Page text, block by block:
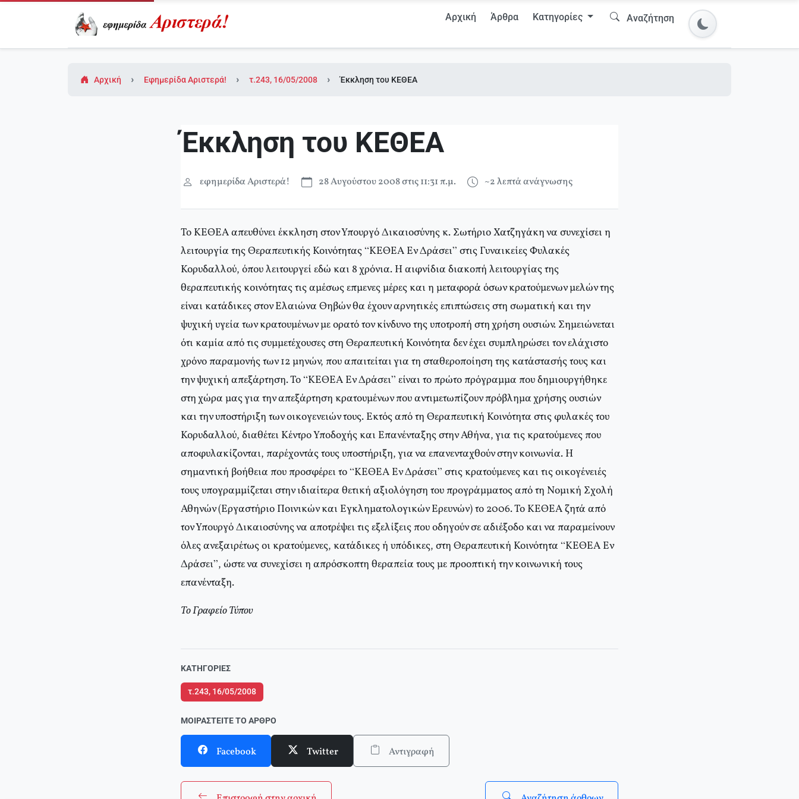
Αρχική Άρθρα Κατηγορίες Αναζήτηση
Αρχική Εφημερίδα Αριστερά! τ.243, 16/05/2008 Έκκληση του ΚΕΘΕΑ
Έκκληση του ΚΕΘΕΑ
εφημερίδα Αριστερά! 28 Αυγούστου 2008 στις 11:31 π.μ. ~2 λεπτά ανάγνωσης
Το ΚΕΘΕΑ απευθύνει έκκληση στον Υπουργό Δικαιοσύνης κ. Σωτήριο Χατζηγάκη να συνεχίσει η
λειτουργία της Θεραπευτικής Κοινότητας “ΚΕΘΕΑ Εν Δράσει” στις Γυναικείες Φυλακές
Κορυδαλλού, όπου λειτουργεί εδώ και 8 χρόνια. Η αιφνίδια διακοπή λειτουργίας της
θεραπευτικής κοινότητας τις αμέσως επμενες μέρες και η μεταφορά όσων κρατούμενων μελών της
είναι κατάδικες στον Ελαιώνα Θηβών θα έχουν αρνητικές επιπτώσεις στη σωματική και την
ψυχική υγεία των κρατουμένων με ορατό τον κίνδυνο της υποτροπή στη χρήση ουσιών. Σημειώνεται
ότι καμία από τις συμμετέχουσες στη Θεραπευτική Κοινότητα δεν έχει συμπληρώσει τον ελάχιστο
χρόνο παραμονής των 12 μηνών, που απαιτείται για τη σταθεροποίηση της κατάστασής τους και
την ψυχική απεξάρτηση. Το “ΚΕΘΕΑ Εν Δράσει” είναι το πρώτο πρόγραμμα που δημιουργήθηκε
στη χώρα μας για την απεξάρτηση κρατουμένων που αντιμετωπίζουν πρόβλημα χρήσης ουσιών
και την υποστήριξη των οικογενειών τους. Εκτός από τη Θεραπευτική Κοινότητα στις φυλακές του
Κορυδαλλού, διαθέτει Κέντρο Υποδοχής και Επανένταξης στην Αθήνα, για τις κρατούμενες που
αποφυλακίζονται, παρέχοντάς τους υποστήριξη, για να επανενταχθούν στην κοινωνία. Η
σημαντική βοήθεια που προσφέρει το “ΚΕΘΕΑ Εν Δράσει” στις κρατούμενες και τις οικογένειές
τους υπογραμμίζεται στην ιδιαίτερα θετική αξιολόγηση του προγράμματος από τη Νομική Σχολή
Αθηνών (Εργαστήριο Ποινικών και Εγκληματολογικών Ερευνών) το 2006. Το ΚΕΘΕΑ ζητά από
τον Υπουργό Δικαιοσύνης να αποτρέψει τις εξελίξεις που οδηγούν σε αδιέξοδο και να παραμείνουν
όλες ανεξαιρέτως οι κρατούμενες, κατάδικες ή υπόδικες, στη Θεραπευτική Κοινότητα “ΚΕΘΕΑ Εν
Δράσει”, ώστε να συνεχίσει η απρόσκοπτη θεραπεία τους με προοπτική την κοινωνική τους
επανένταξη.
Το Γραφείο Τύπου
ΚΑΤΗΓΟΡΊΕΣ
τ.243, 16/05/2008
ΜΟΙΡΑΣΤΕΊΤΕ ΤΟ ΆΡΘΡΟ
Facebook Twitter Αντιγραφή